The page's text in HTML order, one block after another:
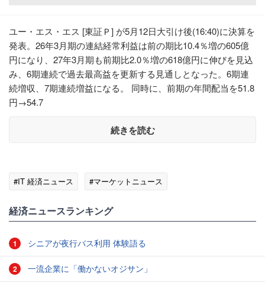
ユー・エス・エス [東証Ｐ] が5月12日大引け後(16:40)に決算を
発表。26年3月期の連結経常利益は前の期比10.4％増の605億
円になり、27年3月期も前期比2.0％増の618億円に伸びを見込
み、6期連続で過去最高益を更新する見通しとなった。6期連
続増収、7期連続増益になる。 同時に、前期の年間配当を51.8
円→54.7
続きを読む
#IT 経済ニュース #マーケットニュース
経済ニュースランキング
1 シニアが夜行バス利用 体験語る
2 一流企業に「働かないオジサン」